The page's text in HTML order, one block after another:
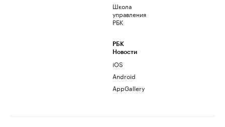
Школа
управления
РБК
РБК
Новости
iOS
Android
AppGallery